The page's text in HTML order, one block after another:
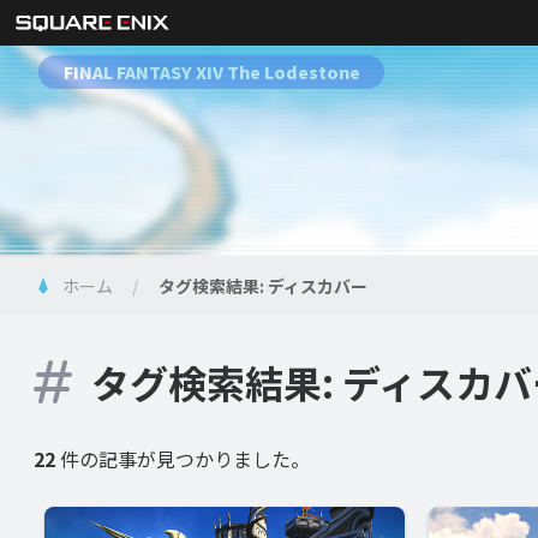
FINAL FANTASY XIV The Lodestone
ホーム タグ検索結果: ディスカバー
タグ検索結果: ディスカ
22件の記事が見つかりました。